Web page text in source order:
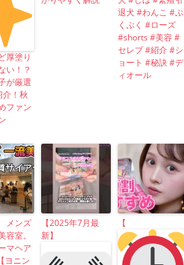
厚塗り
い！？
が厳選
！秋
ファン
退犬 #わんこ #ぷ
くぷく #ローズ
#shorts #美容 #
セレブ #紹介 #シ
ョート #秘訣 #デ
ィオール
メンズ
容室。
マヘア
ヨニン
【2025年7月最
新】
【